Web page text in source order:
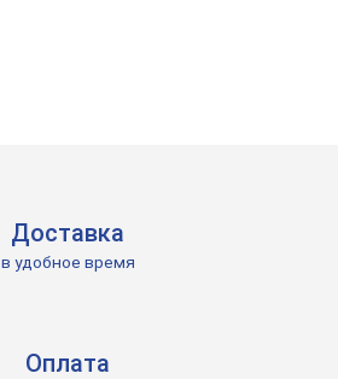
Доставка
в удобное время
Оплата